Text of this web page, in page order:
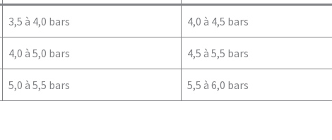
3,5 à 4,0 bars 4,0 à 4,5 bars
4,0 à 5,0 bars 4,5 à 5,5 bars
5,0 à 5,5 bars 5,5 à 6,0 bars